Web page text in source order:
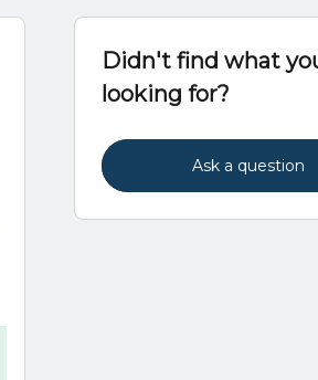
Didn't find what
looking for?
Ask a question